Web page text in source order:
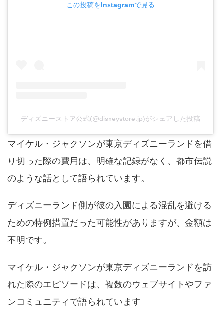
この投稿をInstagramで見る
ディズニーストア公式(@disneystore.jp)がシェアした投稿
マイケル・ジャクソンが東京ディズニーランドを借
り切った際の費用は、明確な記録がなく、都市伝説
のような話として語られています。
ディズニーランド側が彼の入園による混乱を避ける
ための特例措置だった可能性がありますが、金額は
不明です。
マイケル・ジャクソンが東京ディズニーランドを訪
れた際のエピソードは、複数のウェブサイトやファ
ンコミュニティで語られています